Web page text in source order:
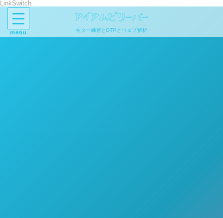
LinkSwitch
menu ギター練習とDTPとウェブ解析